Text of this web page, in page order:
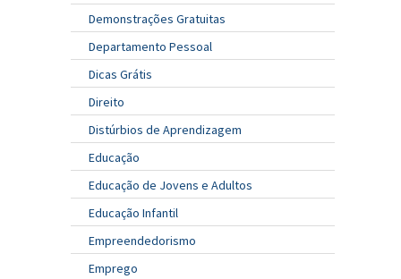
Demonstrações Gratuitas
Departamento Pessoal
Dicas Grátis
Direito
Distúrbios de Aprendizagem
Educação
Educação de Jovens e Adultos
Educação Infantil
Empreendedorismo
Emprego